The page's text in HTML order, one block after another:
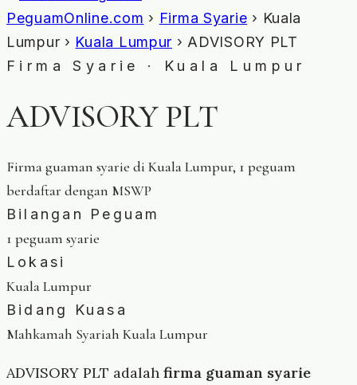
PeguamOnline.com › Firma Syarie › Kuala
Lumpur › Kuala Lumpur › ADVISORY PLT
Firma Syarie · Kuala Lumpur
ADVISORY PLT
Firma guaman syarie di Kuala Lumpur, 1 peguam
berdaftar dengan MSWP
Bilangan Peguam
1 peguam syarie
Lokasi
Kuala Lumpur
Bidang Kuasa
Mahkamah Syariah Kuala Lumpur
ADVISORY PLT adalah firma guaman syarie